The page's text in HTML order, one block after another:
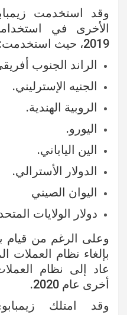
وقد استخدمت
الأخرى في
2019، حيث استخدمت:
الراند الجنوب
الجنيه الإسترليني.
الروبية الهندية.
اليورو.
الين الياباني.
الدولار الأسترالي.
اليوان الصيني
دولار الولايات
وعلى الرغم من قيام
عاد إلى نظام
أخرى عام 2020.
وقد امتلك